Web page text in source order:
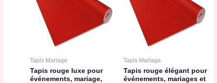
Tapis Mariage
Tapis rouge luxe pour
événements, mariage,
Tapis Mariage
Tapis rouge élégant pour
événements, mariages et